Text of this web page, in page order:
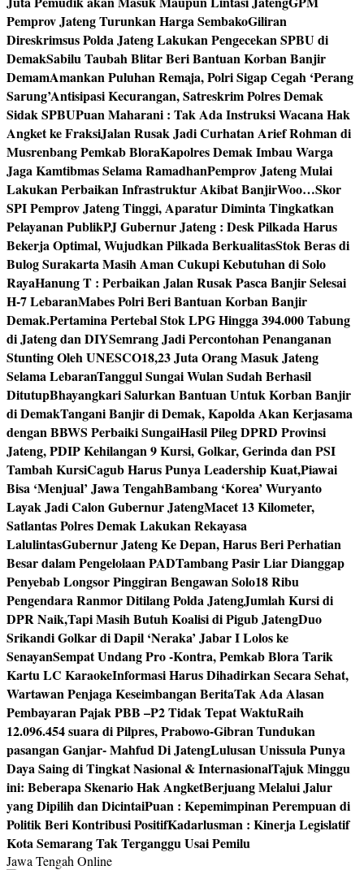
Pemprov Jateng Turunkan Harga SembakoGiliran
Direskrimsus Polda Jateng Lakukan Pengecekan SPBU di
DemakSabilu Taubah Blitar Beri Bantuan Korban Banjir
DemamAmankan Puluhan Remaja, Polri Sigap Cegah ‘Perang
Sarung’Antisipasi Kecurangan, Satreskrim Polres Demak
Sidak SPBUPuan Maharani : Tak Ada Instruksi Wacana Hak
Angket ke FraksiJalan Rusak Jadi Curhatan Arief Rohman di
Musrenbang Pemkab BloraKapolres Demak Imbau Warga
Jaga Kamtibmas Selama RamadhanPemprov Jateng Mulai
Lakukan Perbaikan Infrastruktur Akibat BanjirWoo…Skor
SPI Pemprov Jateng Tinggi, Aparatur Diminta Tingkatkan
Pelayanan PublikPJ Gubernur Jateng : Desk Pilkada Harus
Bekerja Optimal, Wujudkan Pilkada BerkualitasStok Beras di
Bulog Surakarta Masih Aman Cukupi Kebutuhan di Solo
RayaHanung T : Perbaikan Jalan Rusak Pasca Banjir Selesai
H-7 LebaranMabes Polri Beri Bantuan Korban Banjir
Demak.Pertamina Pertebal Stok LPG Hingga 394.000 Tabung
di Jateng dan DIYSemrang Jadi Percontohan Penanganan
Stunting Oleh UNESCO18,23 Juta Orang Masuk Jateng
Selama LebaranTanggul Sungai Wulan Sudah Berhasil
DitutupBhayangkari Salurkan Bantuan Untuk Korban Banjir
di DemakTangani Banjir di Demak, Kapolda Akan Kerjasama
dengan BBWS Perbaiki SungaiHasil Pileg DPRD Provinsi
Jateng, PDIP Kehilangan 9 Kursi, Golkar, Gerinda dan PSI
Tambah KursiCagub Harus Punya Leadership Kuat,Piawai
Bisa ‘Menjual’ Jawa TengahBambang ‘Korea’ Wuryanto
Layak Jadi Calon Gubernur JatengMacet 13 Kilometer,
Satlantas Polres Demak Lakukan Rekayasa
LalulintasGubernur Jateng Ke Depan, Harus Beri Perhatian
Besar dalam Pengelolaan PADTambang Pasir Liar Dianggap
Penyebab Longsor Pinggiran Bengawan Solo18 Ribu
Pengendara Ranmor Ditilang Polda JatengJumlah Kursi di
DPR Naik,Tapi Masih Butuh Koalisi di Pigub JatengDuo
Srikandi Golkar di Dapil ‘Neraka’ Jabar I Lolos ke
SenayanSempat Undang Pro -Kontra, Pemkab Blora Tarik
Kartu LC KaraokeInformasi Harus Dihadirkan Secara Sehat,
Wartawan Penjaga Keseimbangan BeritaTak Ada Alasan
Pembayaran Pajak PBB –P2 Tidak Tepat WaktuRaih
12.096.454 suara di Pilpres, Prabowo-Gibran Tundukan
pasangan Ganjar- Mahfud Di JatengLulusan Unissula Punya
Daya Saing di Tingkat Nasional & InternasionalTajuk Minggu
ini: Beberapa Skenario Hak AngketBerjuang Melalui Jalur
yang Dipilih dan DicintaiPuan : Kepemimpinan Perempuan di
Politik Beri Kontribusi PositifKadarlusman : Kinerja Legislatif
Kota Semarang Tak Terganggu Usai Pemilu
Jawa Tengah Online